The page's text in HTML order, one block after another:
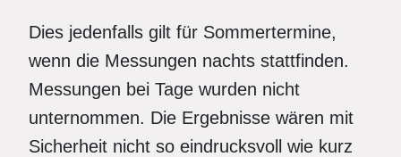
Dies jedenfalls gilt für Sommertermine,
wenn die Messungen nachts stattfinden.
Messungen bei Tage wurden nicht
unternommen. Die Ergebnisse wären mit
Sicherheit nicht so eindrucksvoll wie kurz